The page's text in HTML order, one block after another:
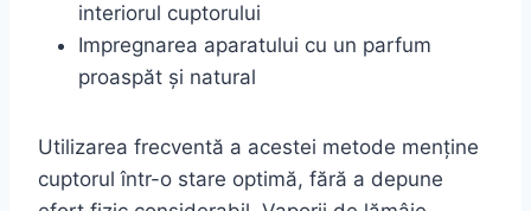
interiorul cuptorului
Impregnarea aparatului cu un parfum
proaspăt și natural
Utilizarea frecventă a acestei metode menține
cuptorul într-o stare optimă, fără a depune